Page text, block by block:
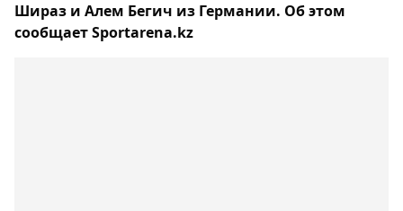
Шираз и Алем Бегич из Германии. Об этом
сообщает Sportarena.kz